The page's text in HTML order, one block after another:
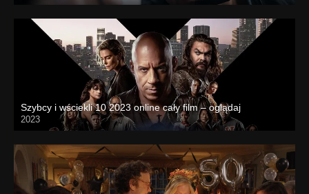
Szybcy i wściekli 10 2023 online cały film – oglądaj
2023